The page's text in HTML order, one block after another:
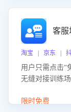
客服
淘宝 | 京东 |
用户只需点击“
无缝对接训练
初始化时间，
限时免费